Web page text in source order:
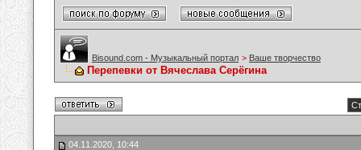
Bisound.com - Музыкальный портал > Ваше творчество
Перепевки от Вячеслава Серёгина
04.11.2020, 10:44